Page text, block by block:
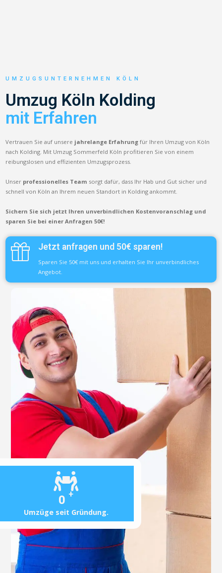
0 +
Umzüge seit Gründung.
UMZUGSUNTERNEHMEN KÖLN
Umzug Köln Kolding
mit Erfahren
Vertrauen Sie auf unsere jahrelange Erfahrung für Ihren Umzug von Köln
nach Kolding. Mit Umzug Sommerfeld Köln profitieren Sie von einem
reibungslosen und effizienten Umzugsprozess.
Unser professionelles Team sorgt dafür, dass Ihr Hab und Gut sicher und
schnell von Köln an Ihrem neuen Standort in Kolding ankommt.
Sichern Sie sich jetzt Ihren unverbindlichen Kostenvoranschlag und
sparen Sie bei einer Anfragen 50€!
Jetzt anfragen und 50€ sparen!
Sparen Sie 50€ mit uns und erhalten Sie Ihr unverbindliches
Angebot.